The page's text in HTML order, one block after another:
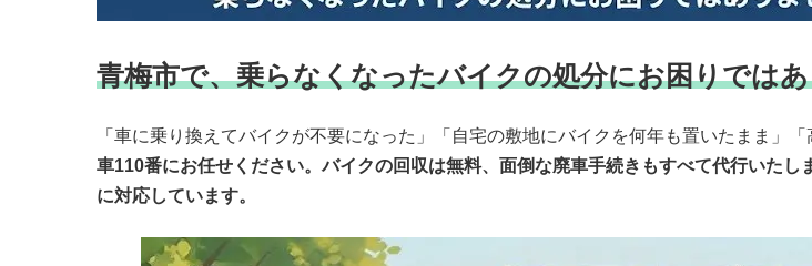
青梅市で、乗らなくなったバイクの処分にお困りでは
「車に乗り換えてバイクが不要になった」「自宅の敷地にバイクを何年も置いたまま
車110番にお任せください。バイクの回収は無料、面倒な廃車手続きもすべて代行いた
に対応しています。